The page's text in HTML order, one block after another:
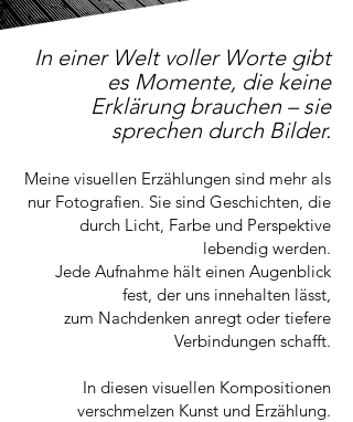
In einer Welt voller Worte gibt
es Momente, die keine
Erklärung brauchen – sie
sprechen durch Bilder.
Meine visuellen Erzählungen sind mehr als
nur Fotografien. Sie sind Geschichten, die
durch Licht, Farbe und Perspektive
lebendig werden.
Jede Aufnahme hält einen Augenblick
fest, der uns innehalten lässt,
zum Nachdenken anregt oder tiefere
Verbindungen schafft.
In diesen visuellen Kompositionen
verschmelzen Kunst und Erzählung.